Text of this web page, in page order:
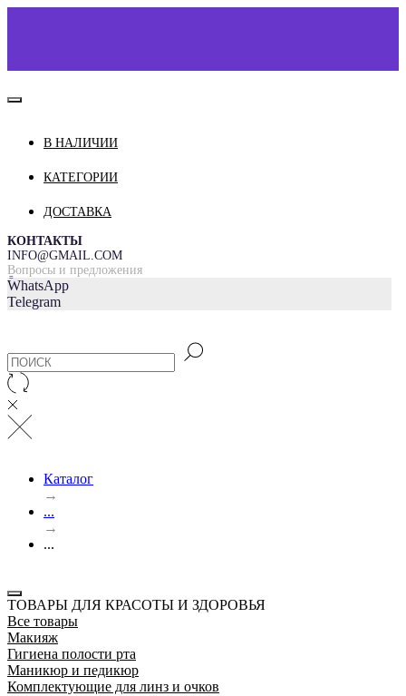
О НАС
ДОСТАВКА И ОПЛАТА
=
В НАЛИЧИИ
КАТЕГОРИИ
ДОСТАВКА
КОНТАКТЫ
INFO@GMAIL.COM
Вопросы и предложения
WhatsApp
Telegram
Каталог
→
...
→
...
ТОВАРЫ ДЛЯ КРАСОТЫ И ЗДОРОВЬЯ
Все товары
Макияж
Гигиена полости рта
Маникюр и педикюр
Комплектующие для линз и очков